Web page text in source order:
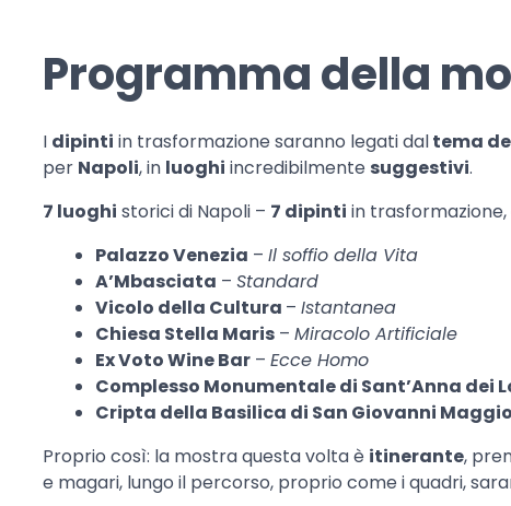
Programma della
I dipinti in trasformazione saranno legati daltema
per Napoli, in luoghi incredibilmente suggestivi.
7 luoghi storici di Napoli – 7 dipinti in
Palazzo Venezia – Il soffio della Vita
A’Mbasciata – Standard
Vicolo della Cultura – Istantanea
Chiesa Stella Maris – Miracolo Artificiale
Ex Voto Wine Bar – Ecce Homo
Complesso Monumentale di Sant’Anna dei
Cripta della Basilica di San Giovanni
Proprio così: la mostra questa volta è itinerante,
e magari, lungo il percorso, proprio come i quadri,